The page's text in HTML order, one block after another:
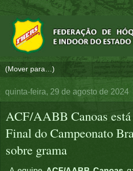
quinta-feira, 29 de agosto de 2024
ACF/AABB Canoas
Final do Campeonato
sobre grama